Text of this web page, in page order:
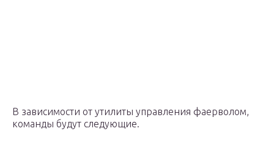
В зависимости от утилиты управления фаерволом,
команды будут следующие.